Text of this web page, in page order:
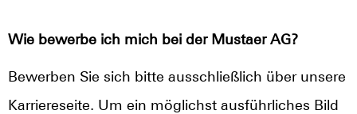
Wie bewerbe ich mich bei der Mustaer AG?
Bewerben Sie sich bitte ausschließlich über unsere
Karriereseite. Um ein möglichst ausführliches Bild